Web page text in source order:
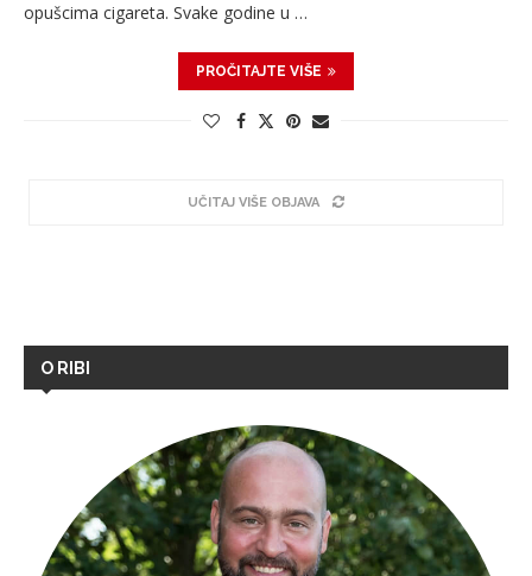
opušcima cigareta. Svake godine u …
PROČITAJTE VIŠE
UČITAJ VIŠE OBJAVA
O RIBI